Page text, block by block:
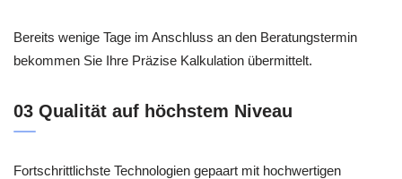
Bereits wenige Tage im Anschluss an den Beratungstermin
bekommen Sie Ihre Präzise Kalkulation übermittelt.
03 Qualität auf höchstem Niveau
Fortschrittlichste Technologien gepaart mit hochwertigen